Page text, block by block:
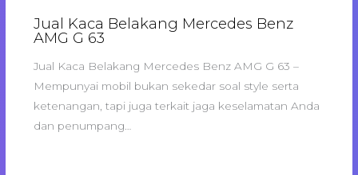
Jual Kaca Belakang Mercedes Benz
AMG G 63
Jual Kaca Belakang Mercedes Benz AMG G 63 –
Mempunyai mobil bukan sekedar soal style serta
ketenangan, tapi juga terkait jaga keselamatan Anda
dan penumpang…